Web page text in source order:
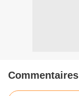
Commentaires